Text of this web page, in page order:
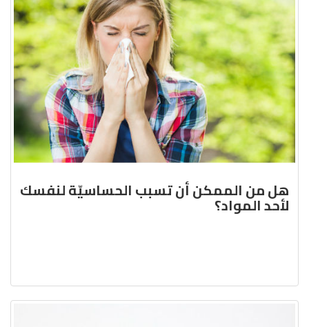
هل من الممكن أن تسبب الحساسيّة لنفسك
لأحد المواد؟